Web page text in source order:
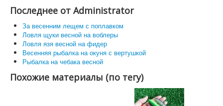
Последнее от Administrator
За весенним лещем с поплавком
Ловля щуки весной на воблеры
Ловля язя весной на фидер
Весенняя рыбалка на окуня с вертушкой
Рыбалка на чебака весной
Похожие материалы (по тегу)